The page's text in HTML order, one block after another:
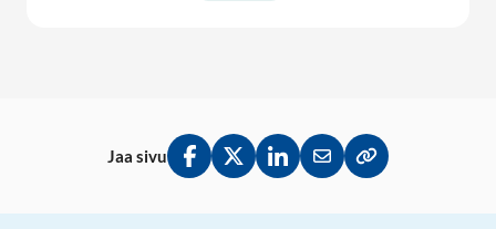
Jaa sivu
Jaa Facebookissa
Jaa Twitterissä
Jaa LinkedInissä
Jaa sähköpostitse
Kopioi linkki